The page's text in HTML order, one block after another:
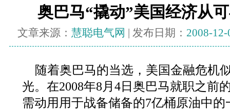
奥巴马“撬动”美国经济从
文章来源： 慧聪电气网 | 发布日期： 2008-12-
随着奥巴马的当选，美国金融危机
光。在2008年8月4日奥巴马就职之前
需动用用于战备储备的7亿桶原油中